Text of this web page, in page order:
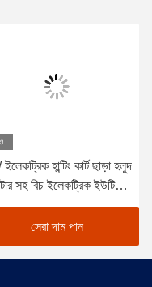
হান্টিং কার্ট ছাড়া হলুদ
সহ বিচ ইলেকট্রিক ইউটিলিটি
সেরা দাম পান